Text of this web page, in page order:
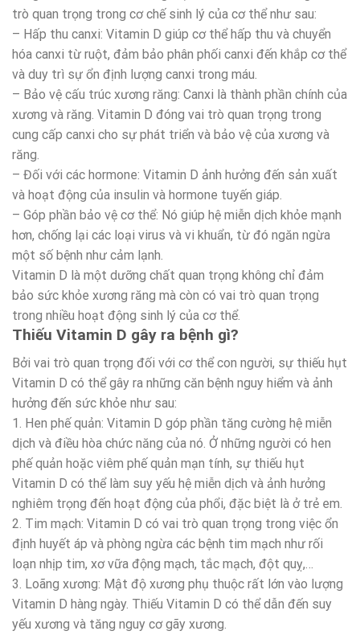
trò quan trọng trong cơ chế sinh lý của cơ thể như sau:
– Hấp thu canxi: Vitamin D giúp cơ thể hấp thu và chuyển
hóa canxi từ ruột, đảm bảo phân phối canxi đến khắp cơ thể
và duy trì sự ổn định lượng canxi trong máu.
– Bảo vệ cấu trúc xương răng: Canxi là thành phần chính của
xương và răng. Vitamin D đóng vai trò quan trọng trong
cung cấp canxi cho sự phát triển và bảo vệ của xương và
răng.
– Đối với các hormone: Vitamin D ảnh hưởng đến sản xuất
và hoạt động của insulin và hormone tuyến giáp.
– Góp phần bảo vệ cơ thể: Nó giúp hệ miễn dịch khỏe mạnh
hơn, chống lại các loại virus và vi khuẩn, từ đó ngăn ngừa
một số bệnh như cảm lạnh.
Vitamin D là một dưỡng chất quan trọng không chỉ đảm
bảo sức khỏe xương răng mà còn có vai trò quan trọng
trong nhiều hoạt động sinh lý của cơ thể.
Thiếu Vitamin D gây ra bệnh gì?
Bởi vai trò quan trọng đối với cơ thể con người, sự thiếu hụt
Vitamin D có thể gây ra những căn bệnh nguy hiểm và ảnh
hưởng đến sức khỏe như sau:
1. Hen phế quản: Vitamin D góp phần tăng cường hệ miễn
dịch và điều hòa chức năng của nó. Ở những người có hen
phế quản hoặc viêm phế quản mạn tính, sự thiếu hụt
Vitamin D có thể làm suy yếu hệ miễn dịch và ảnh hưởng
nghiêm trọng đến hoạt động của phổi, đặc biệt là ở trẻ em.
2. Tim mạch: Vitamin D có vai trò quan trọng trong việc ổn
định huyết áp và phòng ngừa các bệnh tim mạch như rối
loạn nhịp tim, xơ vữa động mạch, tắc mạch, đột quỵ,…
3. Loãng xương: Mật độ xương phụ thuộc rất lớn vào lượng
Vitamin D hàng ngày. Thiếu Vitamin D có thể dẫn đến suy
yếu xương và tăng nguy cơ gãy xương.